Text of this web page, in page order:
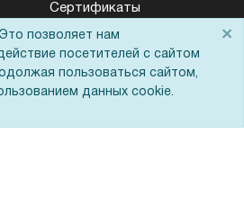
Сертификаты
Новости
Статьи
Контакты
Демопоказ
позволяет нам
посетителей с сайтом
пользоваться сайтом,
данных cookie.
×